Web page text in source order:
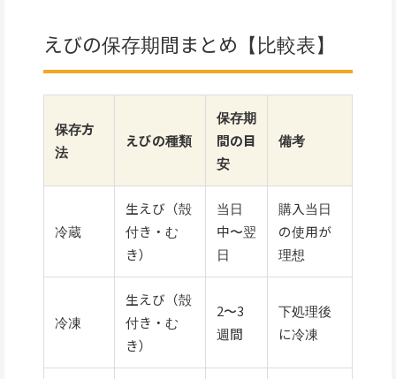
えびの保存期間まとめ【比較表】
保存方
法
えびの種類
保存期
間の目
安
備考
冷蔵
生えび（殻
付き・む
き）
当日
中〜翌
日
購入当日
の使用が
理想
冷凍
生えび（殻
付き・む
き）
2〜3
週間
下処理後
に冷凍